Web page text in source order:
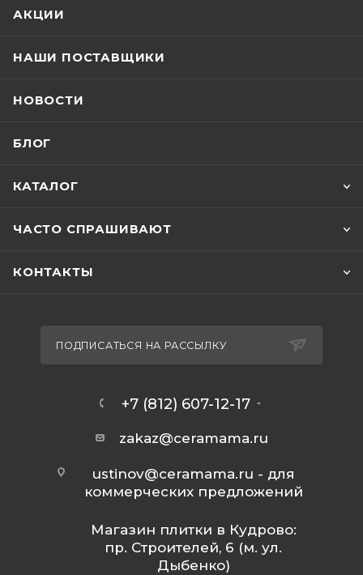
АКЦИИ
НАШИ ПОСТАВЩИКИ
НОВОСТИ
БЛОГ
КАТАЛОГ
ЧАСТО СПРАШИВАЮТ
КОНТАКТЫ
ПОДПИСАТЬСЯ НА РАССЫЛКУ
+7 (812) 607-12-17
zakaz@ceramama.ru
ustinov@ceramama.ru - для
коммерческих предложений
Магазин плитки в Кудрово:
пр. Строителей, 6 (м. ул.
Дыбенко)